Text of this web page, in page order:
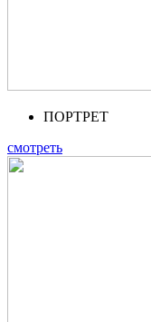
ПОРТРЕТ
смотреть